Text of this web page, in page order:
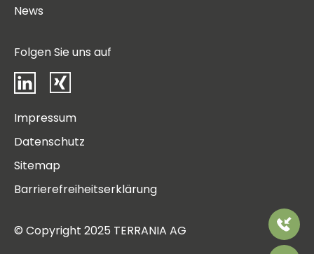
Rufen
Sie
News
Folgen Sie uns auf
LinkedIn
Xing
Impressum
Datenschutz
Sitemap
Barrierefreiheitserklärung
© Copyright 2025 TERRANIA AG